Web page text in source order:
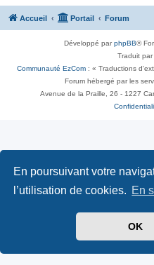
En poursuivant votre
l’utilisation de cookies. En
OK
Accueil Portail Forum
Développé parphpBB®
Traduit par
Communauté EzCom : « Traductions
Forum hébergé par les
Avenue de la Praille, 26 - 1227